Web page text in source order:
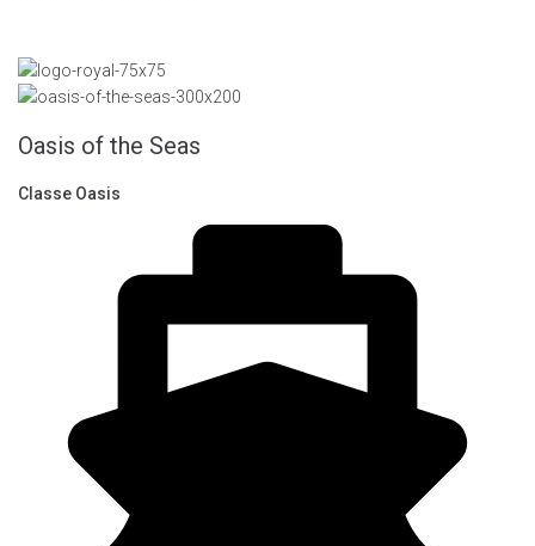
Oasis of the Seas
Classe Oasis